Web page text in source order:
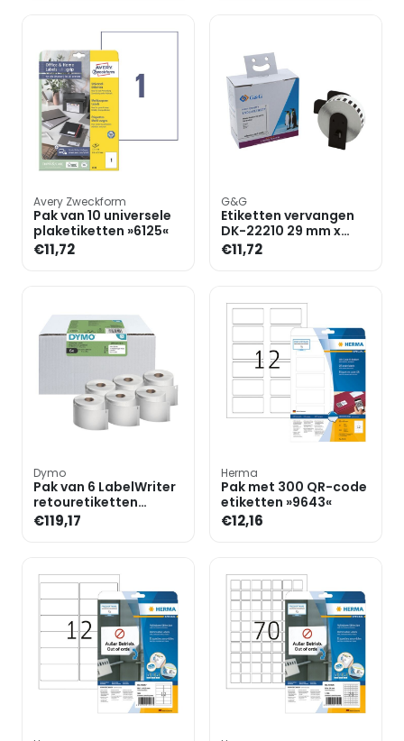
Avery Zweckform
Pak van 10 universele
plaketiketten »6125«
€11,72
G&G
Etiketten vervangen
DK-22210 29 mm x
30,48 m
€11,72
Dymo
Pak van 6 LabelWriter
retouretiketten
»2177565«
€119,17
Herma
Pak met 300 QR-code
etiketten »9643«
€12,16